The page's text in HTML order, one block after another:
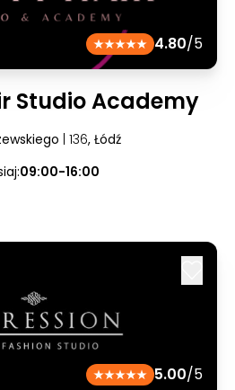
4.80/5
Studio Academy
| 136, Łódź
09:00-16:00
5.00/5